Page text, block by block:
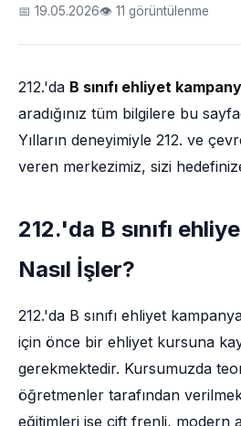
📅 19.05.2026👁 11 görüntülenme
212.'da B sınıfı ehliyet
aradığınız tüm bilgilere bu
Yılların deneyimiyle 212. ve
veren merkezimiz, sizi
212.'da B sınıfı
Nasıl İşler?
212.'da B sınıfı ehliyet
için önce bir ehliyet kursuna
gerekmektedir. Kursumuzda
öğretmenler tarafından
eğitimleri ise çift frenli, modern